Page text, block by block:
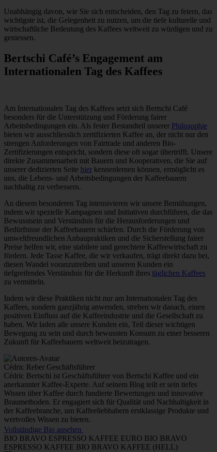
Unabhängig davon, wie Sie sich entscheiden, den Tag zu feiern, das
wichtigste ist, die Gelegenheit zu nutzen, um die tiefe kulturelle und
wirtschaftliche Bedeutung des Kaffees weltweit zu würdigen und zu
geniessen.
Bertschi Café’s Engagement am
Internationalen Tag des Kaffees
Am Internationalen Tag des Kaffees setzt sich Bertschi Café
besonders für die Unterstützung und Förderung fairer
Arbeitsbedingungen ein. Als fester Bestandteil unserer Philosophie
bieten wir ausschliesslich zertifizierten Kaffee an, der nicht nur den
strengen Anforderungen von Fairtrade und anderen Bio-
Zertifizierungen entspricht, sondern diese oft sogar übertrifft. Unsere
direkte Zusammenarbeit mit Bauern und Kooperativen, die Sie auf
unserer dedizierten Seite hier kennenlernen können, ermöglicht es
uns, die Lebens- und Arbeitsbedingungen der Kaffeebauern
nachhaltig zu verbessern.
An diesem besonderen Tag intensivieren wir unsere Bemühungen,
indem wir spezielle Kampagnen und Initiativen durchführen, die das
Bewusstsein und Verständnis für die Herausforderungen und
Bedürfnisse der Kaffeebauern schärfen. Durch die Förderung von
umweltfreundlichen Anbaupraktiken und die Sicherstellung fairer
Preise helfen wir, eine stabilere und gerechtere Kaffeewirtschaft zu
fördern. Jede Tasse Kaffee, die wir verkaufen, trägt direkt dazu bei,
diesen Wandel voranzutreiben und unseren Kunden ein
tiefgreifendes Verständnis für die Herkunft ihres täglichen Kaffees
zu vermitteln.
Indem wir diese Praktiken nicht nur am Internationalen Tag des
Kaffees, sondern ganzjährig anwenden, streben wir danach, einen
positiven Einfluss auf die Kaffeeindustrie und die Gesellschaft zu
haben. Wir laden alle unsere Kunden ein, Teil dieser wichtigen
Bewegung zu sein und durch bewussten Konsum zu einer besseren
Zukunft für Kaffeebauern weltweit beizutragen.
Cédric Reber Geschäftsführer
Cédric Bertschi ist Geschäftsführer von Bertschi Kaffee und ein
anerkannter Kaffee-Experte. Auf seinem Blog teilt er sein tiefes
Wissen über Kaffee durch fundierte Bewertungen und innovative
Braumethoden. Er engagiert sich für Qualität und Nachhaltigkeit in
der Kaffeebranche, um Kaffeeliebhabern erstklassige Produkte und
wertvolles Wissen zu bieten.
Vollständige Bio ansehen
BIO BRAVO ESPRESSO KAFFEE EURO BIO BRAVO
ESPRESSO KAFFEE BIO BRAVO KAFFEE (HELL)